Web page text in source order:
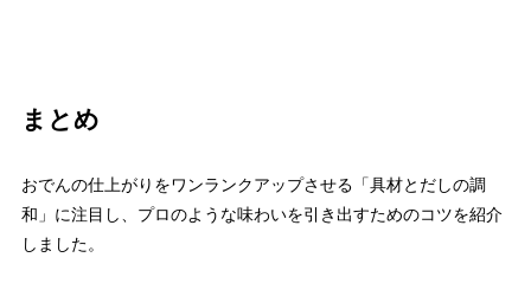
まとめ
おでんの仕上がりをワンランクアップさせる「具材とだしの調
和」に注目し、プロのような味わいを引き出すためのコツを紹介
しました。